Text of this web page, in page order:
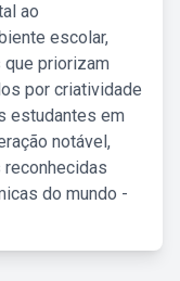
ao
escolar,
priorizam
por criatividade
estudantes em
notável,
do mundo -